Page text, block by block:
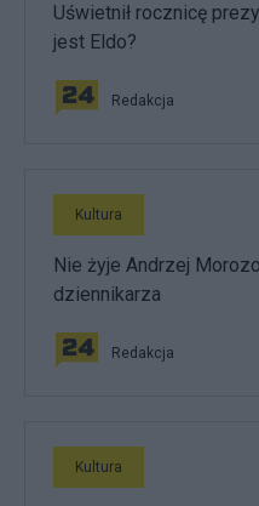
Uświetnił rocznicę
jest Eldo?
Redakcja
Kultura
Nie żyje Andrzej
dziennikarza
Redakcja
Kultura